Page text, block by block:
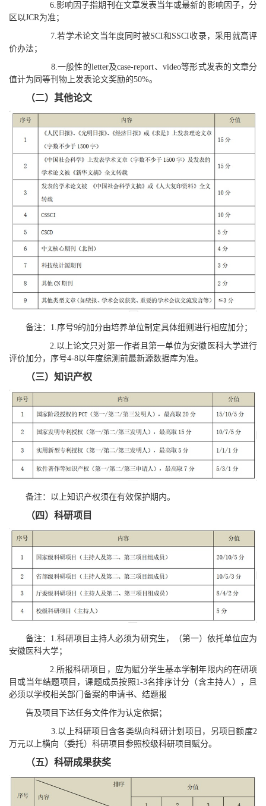
6.影响因子指期刊在文章发表当年或最新的影响因子，分
区以JCR为准；
7.若学术论文当年度同时被SCI和SSCI收录，采用就高评
价办法；
8.一般性的letter及case-report、video等形式发表的文章分
值计为同等刊物上发表论文奖励的50%。
（二）其他论文
备注：1.序号9的加分由培养单位制定具体细则进行相应加分；
2.以上论文只对第一作者且第一单位为安徽医科大学进行
评价加分，序号4-8以年度综测前最新源数据库为准。
（三）知识产权
备注：以上知识产权须在有效保护期内。
（四）科研项目
备注：1.科研项目主持人必须为研究生，（第一）依托单位应为
安徽医科大学；
2.所报科研项目，应为赋分学生基本学制年限内的在研项
目或当年结题项目，课题成员按照1-3名排序计分（含主持人），且
必须以学校相关部门备案的申请书、结题报
告及项目下达任务文件作为认定依据；
3.以上科研项目含各类纵向科研计划项目，另项目额度2
万元以上横向（委托）科研项目参照校级科研项目赋分。
（五）科研成果获奖